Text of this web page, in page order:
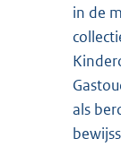
in de
als